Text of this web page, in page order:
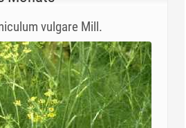
vulgare Mill.